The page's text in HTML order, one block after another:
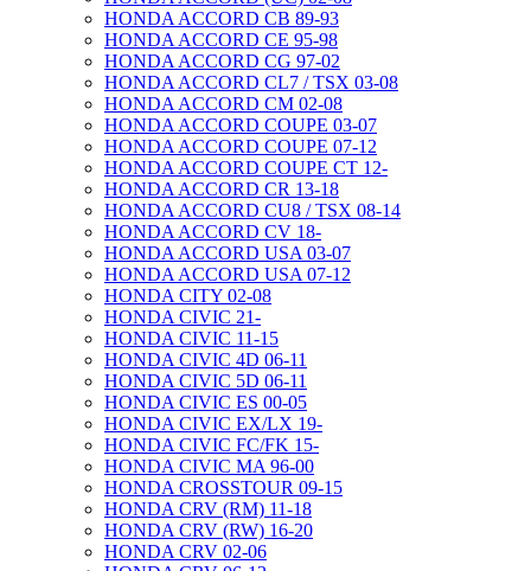
HONDA ACCORD CB 89-93
HONDA ACCORD CE 95-98
HONDA ACCORD CG 97-02
HONDA ACCORD CL7 / TSX 03-08
HONDA ACCORD CM 02-08
HONDA ACCORD COUPE 03-07
HONDA ACCORD COUPE 07-12
HONDA ACCORD COUPE CT 12-
HONDA ACCORD CR 13-18
HONDA ACCORD CU8 / TSX 08-14
HONDA ACCORD CV 18-
HONDA ACCORD USA 03-07
HONDA ACCORD USA 07-12
HONDA CITY 02-08
HONDA CIVIC 21-
HONDA CIVIC 11-15
HONDA CIVIC 4D 06-11
HONDA CIVIC 5D 06-11
HONDA CIVIC ES 00-05
HONDA CIVIC EX/LX 19-
HONDA CIVIC FC/FK 15-
HONDA CIVIC MA 96-00
HONDA CROSSTOUR 09-15
HONDA CRV (RM) 11-18
HONDA CRV (RW) 16-20
HONDA CRV 02-06